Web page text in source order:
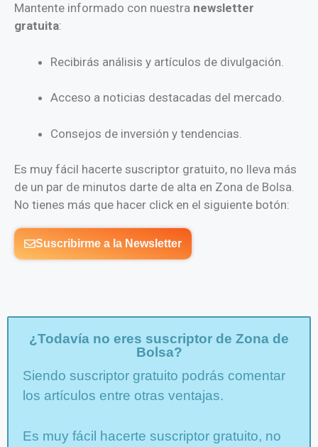
Mantente informado con nuestra newsletter
gratuita:
Recibirás análisis y artículos de divulgación.
Acceso a noticias destacadas del mercado.
Consejos de inversión y tendencias.
Es muy fácil hacerte suscriptor gratuito, no lleva más
de un par de minutos darte de alta en Zona de Bolsa.
No tienes más que hacer click en el siguiente botón:
Suscribirme a la Newsletter
¿Todavía no eres suscriptor de Zona de
Bolsa?
Siendo suscriptor gratuito podrás comentar
los artículos entre otras ventajas.
Es muy fácil hacerte suscriptor gratuito, no